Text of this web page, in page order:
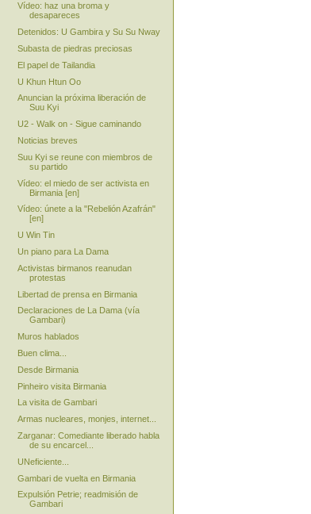
Vídeo: haz una broma y
desapareces
Detenidos: U Gambira y Su Su Nway
Subasta de piedras preciosas
El papel de Tailandia
U Khun Htun Oo
Anuncian la próxima liberación de
Suu Kyi
U2 - Walk on - Sigue caminando
Noticias breves
Suu Kyi se reune con miembros de
su partido
Vídeo: el miedo de ser activista en
Birmania [en]
Vídeo: únete a la "Rebelión Azafrán"
[en]
U Win Tin
Un piano para La Dama
Activistas birmanos reanudan
protestas
Libertad de prensa en Birmania
Declaraciones de La Dama (vía
Gambari)
Muros hablados
Buen clima...
Desde Birmania
Pinheiro visita Birmania
La visita de Gambari
Armas nucleares, monjes, internet...
Zarganar: Comediante liberado habla
de su encarcel...
UNeficiente...
Gambari de vuelta en Birmania
Expulsión Petrie; readmisión de
Gambari